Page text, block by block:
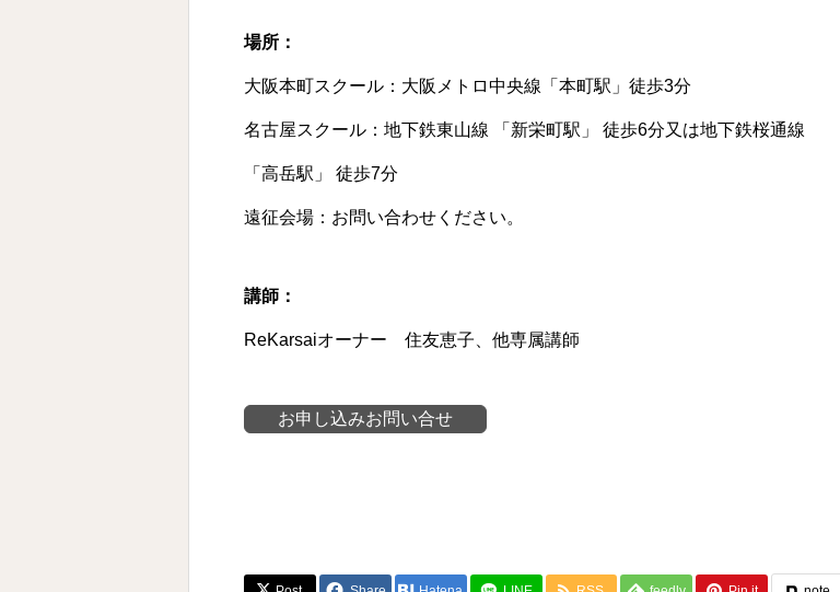
場所：
大阪本町スクール：大阪メトロ中央線「本町駅」徒歩3分
名古屋スクール：地下鉄東山線 「新栄町駅」 徒歩6分又は地下鉄桜通線
「高岳駅」 徒歩7分
遠征会場：お問い合わせください。
講師：
ReKarsaiオーナー 住友恵子、他専属講師
お申し込みお問い合せ